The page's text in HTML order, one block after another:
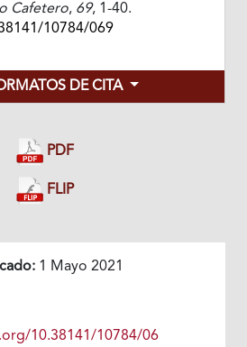
Cafetero, 69, 1-40.
10784/069
DE CITA
PDF
FLIP
1 Mayo 2021
10.38141/10784/06